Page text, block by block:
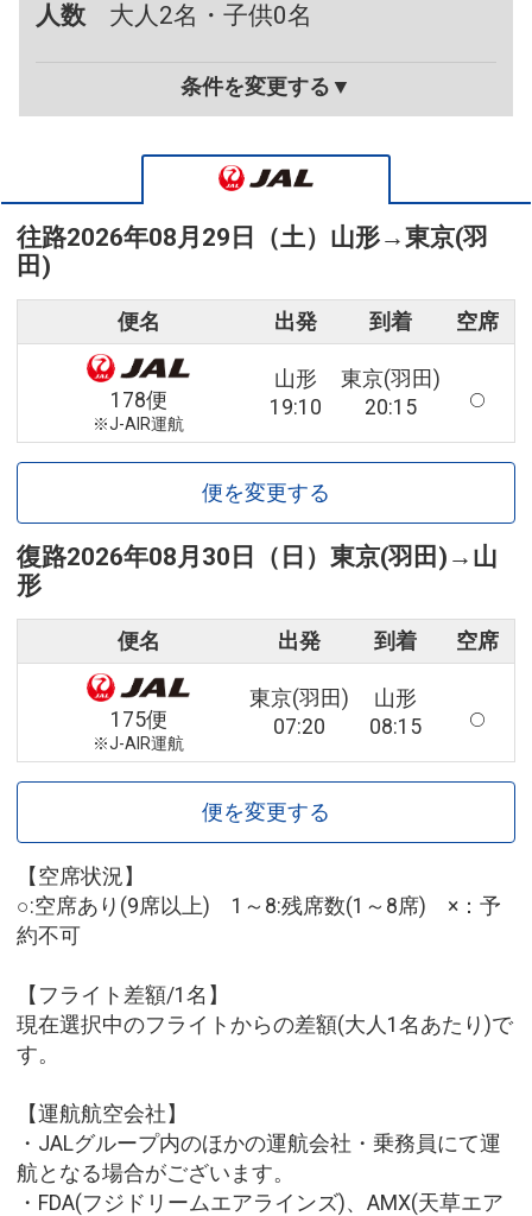
人数
大人2名・子供0名
条件を変更する▼
往路2026年08月29日（土） 山形→東京(羽
田)
便名 出発 到着 空席
178便
※J-AIR運航
山形
19:10
東京(羽田)
20:15
便を変更する
復路2026年08月30日（日） 東京(羽田) → 山
形
便名 出発 到着 空席
175便
※J-AIR運航
東京(羽田)
07:20
山形
08:15
便を変更する
【空席状況】
○:空席あり(9席以上) 1～8:残席数(1～8席) ×：予
約不可
【フライト差額/1名】
現在選択中のフライトからの差額(大人1名あたり)で
す。
【運航航空会社】
・JALグループ内のほかの運航会社・乗務員にて運
航となる場合がございます。
・FDA(フジドリームエアラインズ)、AMX(天草エア